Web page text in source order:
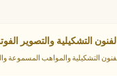
التشكيلية والتصوير
التشكيلية والمواهب المسموعة